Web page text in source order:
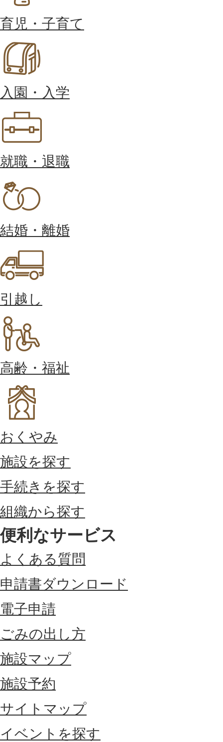
育児・子育て
入園・入学
就職・退職
結婚・離婚
引越し
高齢・福祉
おくやみ
施設を探す
手続きを探す
組織から探す
便利なサービス
よくある質問
申請書ダウンロード
電子申請
ごみの出し方
施設マップ
施設予約
サイトマップ
イベントを探す